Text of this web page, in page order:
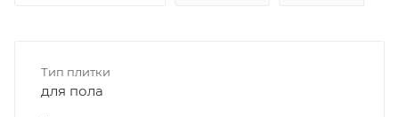
Тип плитки
для пола